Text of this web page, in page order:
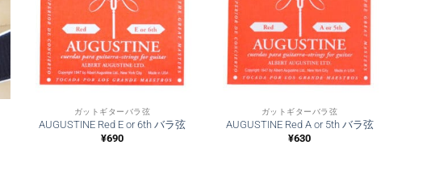
ガットギターバラ弦
AUGUSTINE Red E or 6th バラ弦
¥690
ガットギターバラ弦
AUGUSTINE Red A or 5th バラ弦
¥630